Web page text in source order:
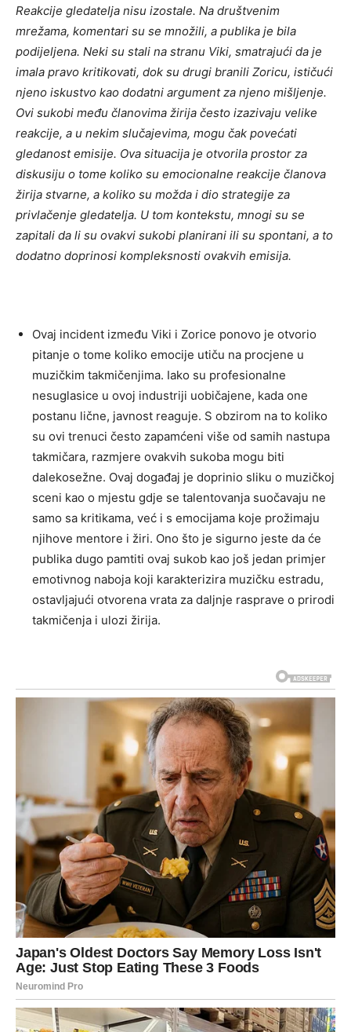
Reakcije gledatelja nisu izostale. Na društvenim
mrežama, komentari su se množili, a publika je bila
podijeljena. Neki su stali na stranu Viki, smatrajući da je
imala pravo kritikovati, dok su drugi branili Zoricu, ističući
njeno iskustvo kao dodatni argument za njeno mišljenje.
Ovi sukobi među članovima žirija često izazivaju velike
reakcije, a u nekim slučajevima, mogu čak povećati
gledanost emisije. Ova situacija je otvorila prostor za
diskusiju o tome koliko su emocionalne reakcije članova
žirija stvarne, a koliko su možda i dio strategije za
privlačenje gledatelja. U tom kontekstu, mnogi su se
zapitali da li su ovakvi sukobi planirani ili su spontani, a to
dodatno doprinosi kompleksnosti ovakvih emisija.
Ovaj incident između Viki i Zorice ponovo je otvorio
pitanje o tome koliko emocije utiču na procjene u
muzičkim takmičenjima. Iako su profesionalne
nesuglasice u ovoj industriji uobičajene, kada one
postanu lične, javnost reaguje. S obzirom na to koliko
su ovi trenuci često zapamćeni više od samih nastupa
takmičara, razmjere ovakvih sukoba mogu biti
dalekosežne. Ovaj događaj je doprinio sliku o muzičkoj
sceni kao o mjestu gdje se talentovanja suočavaju ne
samo sa kritikama, već i s emocijama koje prožimaju
njihove mentore i žiri. Ono što je sigurno jeste da će
publika dugo pamtiti ovaj sukob kao još jedan primjer
emotivnog naboja koji karakterizira muzičku estradu,
ostavljajući otvorena vrata za daljnje rasprave o prirodi
takmičenja i ulozi žirija.